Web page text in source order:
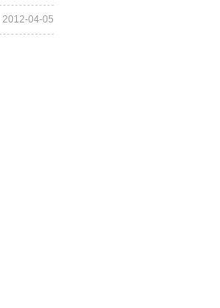
2012-04-05